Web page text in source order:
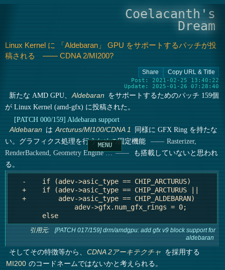
Coelacanth's
Dream
Linux Kernel に 「Aldebaran」 GPU をサポートするパッチが投
稿される ―― CDNA 2/MI200?
Post: 2021-02-25 13:40:22
Update: 2025-01-26 07:28:40
新たな AMD GPU、 Aldebaran をサポートするためのパッチ 159個
が Linux Kernel (amd-gfx) に投稿された。
[PATCH 000/159] Aldebaran support
Aldebaran は Arcturus/MI100/CDNA 1
同様に GFX Ring を持たな
い。グラフィクス処理を行うための固定機能
Rasterizer,
RenderBackend, Geometry Engine …
も搭載していないと思われ
る。
   -	if (adev->asic_type == CHIP_ARCTURUS)
   +	if (adev->asic_type == CHIP_ARCTURUS ||
   +	    adev->asic_type == CHIP_ALDEBARAN)
    	else
引用元:
[PATCH 017/159] drm/amdgpu: add gfx v9 block support for
aldebaran
そしてその特徴等から、 CDNA 2アーキテクチャ を採用する
MI200 のコードネームではないかと考えられる。